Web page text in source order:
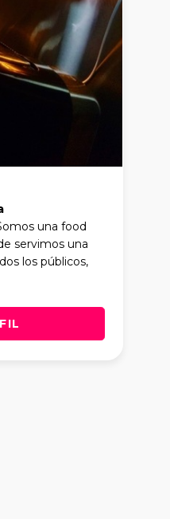
una food
servimos una
los públicos,